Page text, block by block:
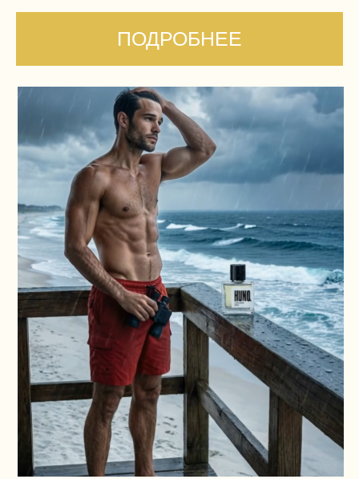
100 ML
КРАСНЫЙ ТИМЬЯН, НОТА СВЕЖЕЙ ЗЕЛЕНИ, ТАБАК
#005 MECHANIC
Брутальный тестостероновый драйвовый
аромат
ПОДРОБНЕЕ